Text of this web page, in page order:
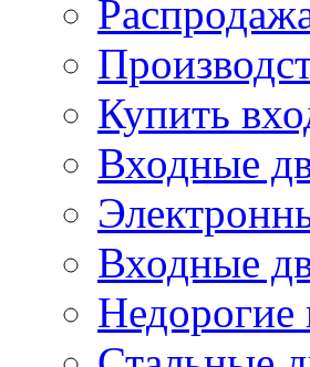
Купить
Входные
Входные
Недорогие